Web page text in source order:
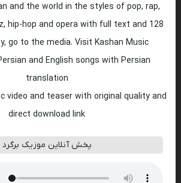
and the world in the styles of pop, rap,
hip-hop and opera with full text and 128
go to the media. Visit Kashan Music
and English songs with Persian
translation
video and teaser with original quality and
direct download link
پخش آنلاین موزیک برگرد